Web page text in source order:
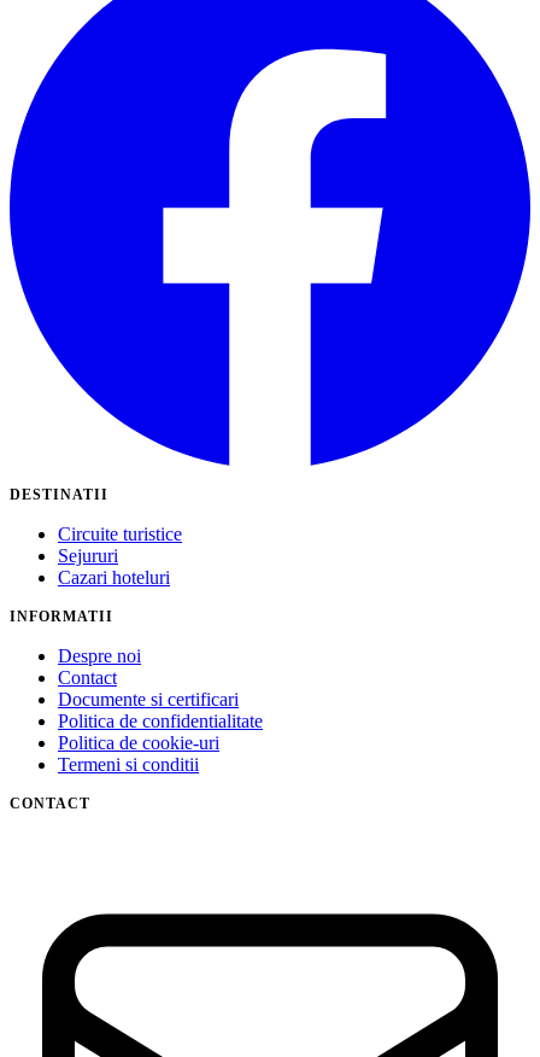
DESTINATII
Circuite turistice
Sejururi
Cazari hoteluri
INFORMATII
Despre noi
Contact
Documente si certificari
Politica de confidentialitate
Politica de cookie-uri
Termeni si conditii
CONTACT